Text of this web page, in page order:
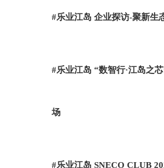
#乐业江岛 企业探访-聚新生
#乐业江岛 “数智行·江岛之
场
#乐业江岛 SNECO CLUB